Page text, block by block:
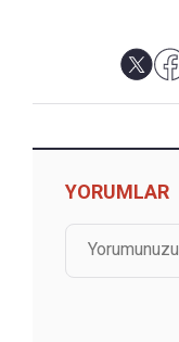
YORUMLAR